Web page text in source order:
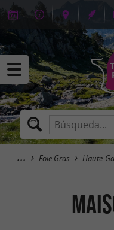
Foie Gras Haute-